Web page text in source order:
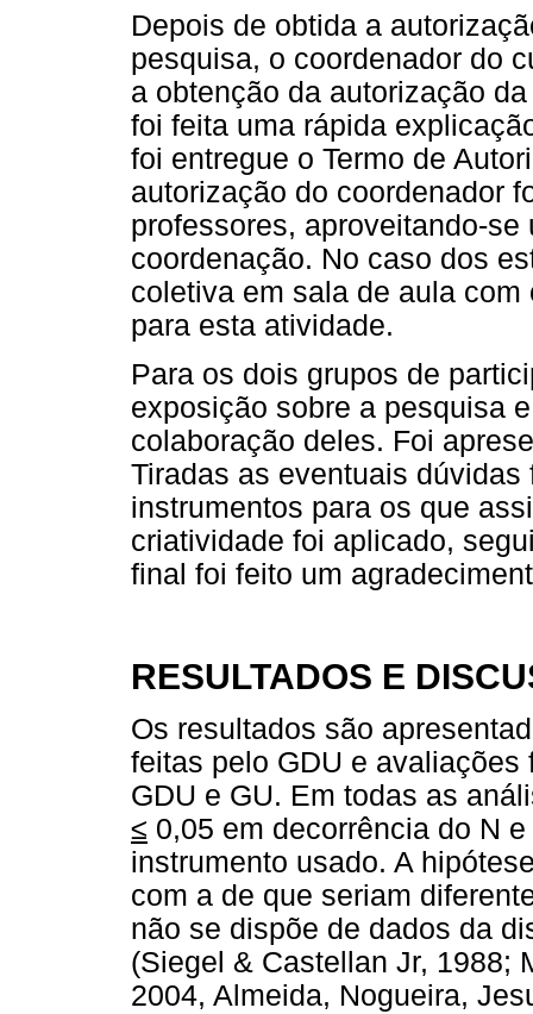
Depois de obtida a
pesquisa, o coordenador do
a obtenção da autorização
foi feita uma rápida
foi entregue o Termo de
autorização do coordenador
professores, aproveitando-
coordenação. No caso dos
coletiva em sala de aula
para esta atividade.
Para os dois grupos de
exposição sobre a pesquisa
colaboração deles. Foi
Tiradas as eventuais
instrumentos para os que
criatividade foi aplicado,
final foi feito um
RESULTADOS E
Os resultados são
feitas pelo GDU e
GDU e GU. Em todas as
≤ 0,05 em decorrência do N
instrumento usado. A
com a de que seriam
não se dispõe de dados da
(Siegel & Castellan Jr, 1988;
2004, Almeida, Nogueira,